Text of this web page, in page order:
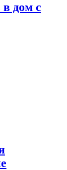
дом с